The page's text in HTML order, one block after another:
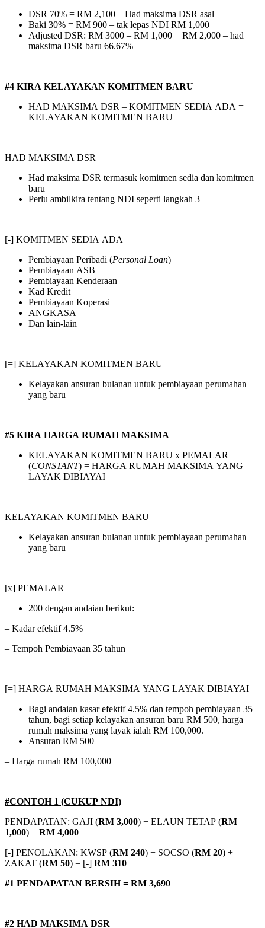
DSR 70% = RM 2,100 – Had maksima DSR asal
Baki 30% = RM 900 – tak lepas NDI RM 1,000
Adjusted DSR: RM 3000 – RM 1,000 = RM 2,000 – had
maksima DSR baru 66.67%
#4 KIRA KELAYAKAN KOMITMEN BARU
HAD MAKSIMA DSR – KOMITMEN SEDIA ADA =
KELAYAKAN KOMITMEN BARU
HAD MAKSIMA DSR
Had maksima DSR termasuk komitmen sedia dan komitmen
baru
Perlu ambilkira tentang NDI seperti langkah 3
[-] KOMITMEN SEDIA ADA
Pembiayaan Peribadi (Personal Loan)
Pembiayaan ASB
Pembiayaan Kenderaan
Kad Kredit
Pembiayaan Koperasi
ANGKASA
Dan lain-lain
[=] KELAYAKAN KOMITMEN BARU
Kelayakan ansuran bulanan untuk pembiayaan perumahan
yang baru
#5 KIRA HARGA RUMAH MAKSIMA
KELAYAKAN KOMITMEN BARU x PEMALAR
(CONSTANT) = HARGA RUMAH MAKSIMA YANG
LAYAK DIBIAYAI
KELAYAKAN KOMITMEN BARU
Kelayakan ansuran bulanan untuk pembiayaan perumahan
yang baru
[x] PEMALAR
200 dengan andaian berikut:
– Kadar efektif 4.5%
– Tempoh Pembiayaan 35 tahun
[=] HARGA RUMAH MAKSIMA YANG LAYAK DIBIAYAI
Bagi andaian kasar efektif 4.5% dan tempoh pembiayaan 35
tahun, bagi setiap kelayakan ansuran baru RM 500, harga
rumah maksima yang layak ialah RM 100,000.
Ansuran RM 500
– Harga rumah RM 100,000
#CONTOH 1 (CUKUP NDI)
PENDAPATAN: GAJI (RM 3,000) + ELAUN TETAP (RM
1,000) = RM 4,000
[-] PENOLAKAN: KWSP (RM 240) + SOCSO (RM 20) +
ZAKAT (RM 50) = [-] RM 310
#1 PENDAPATAN BERSIH = RM 3,690
#2 HAD MAKSIMA DSR